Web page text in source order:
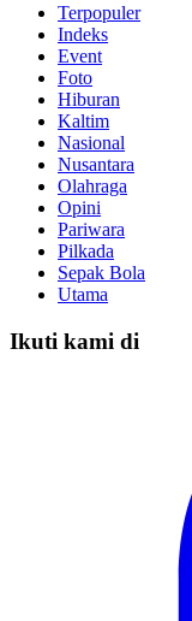
Terpopuler
Indeks
Event
Foto
Hiburan
Kaltim
Nasional
Nusantara
Olahraga
Opini
Pariwara
Pilkada
Sepak Bola
Utama
Ikuti kami di